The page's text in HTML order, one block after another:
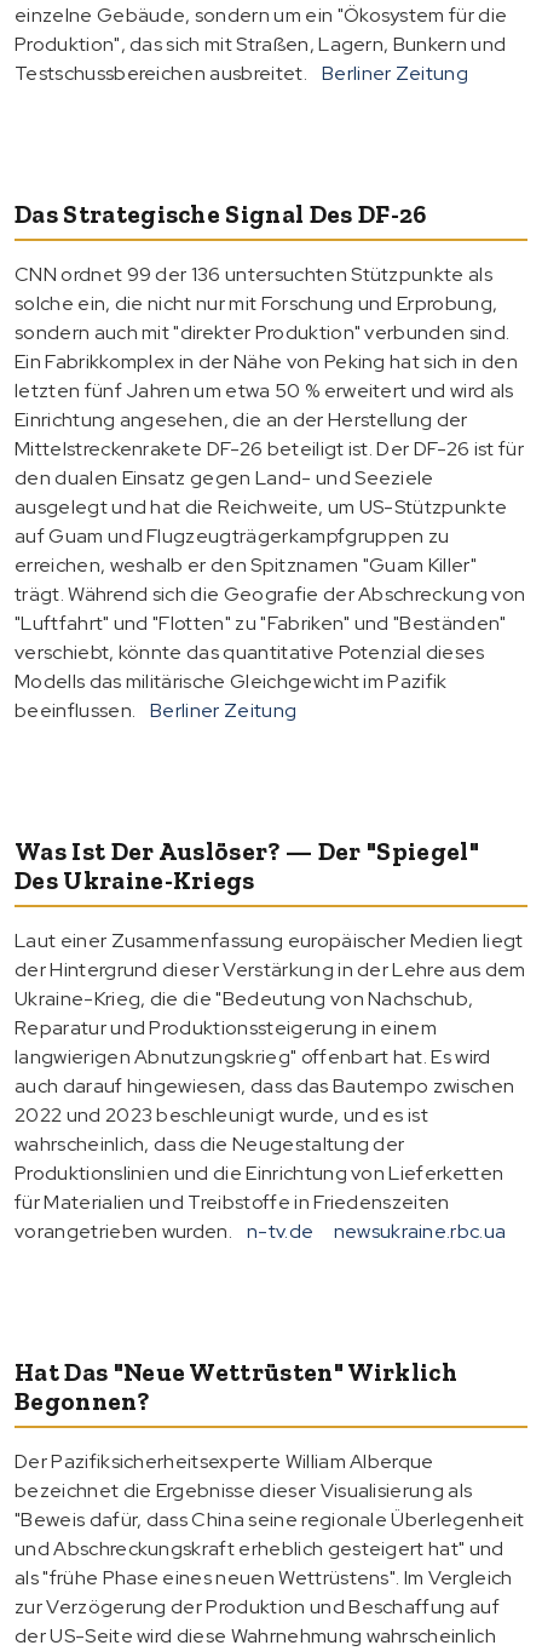
einzelne Gebäude, sondern um ein "Ökosystem für die
Produktion", das sich mit Straßen, Lagern, Bunkern und
Testschussbereichen ausbreitet.
Berliner Zeitung
Das Strategische Signal Des DF-26
CNN ordnet 99 der 136 untersuchten Stützpunkte als
solche ein, die nicht nur mit Forschung und Erprobung,
sondern auch mit "direkter Produktion" verbunden sind.
Ein Fabrikkomplex in der Nähe von Peking hat sich in den
letzten fünf Jahren um etwa 50 % erweitert und wird als
Einrichtung angesehen, die an der Herstellung der
Mittelstreckenrakete DF-26 beteiligt ist. Der DF-26 ist für
den dualen Einsatz gegen Land- und Seeziele
ausgelegt und hat die Reichweite, um US-Stützpunkte
auf Guam und Flugzeugträgerkampfgruppen zu
erreichen, weshalb er den Spitznamen "Guam Killer"
trägt. Während sich die Geografie der Abschreckung von
"Luftfahrt" und "Flotten" zu "Fabriken" und "Beständen"
verschiebt, könnte das quantitative Potenzial dieses
Modells das militärische Gleichgewicht im Pazifik
beeinflussen.
Berliner Zeitung
Was Ist Der Auslöser? — Der "Spiegel"
Des Ukraine-Kriegs
Laut einer Zusammenfassung europäischer Medien liegt
der Hintergrund dieser Verstärkung in der Lehre aus dem
Ukraine-Krieg, die die "Bedeutung von Nachschub,
Reparatur und Produktionssteigerung in einem
langwierigen Abnutzungskrieg" offenbart hat. Es wird
auch darauf hingewiesen, dass das Bautempo zwischen
2022 und 2023 beschleunigt wurde, und es ist
wahrscheinlich, dass die Neugestaltung der
Produktionslinien und die Einrichtung von Lieferketten
für Materialien und Treibstoffe in Friedenszeiten
vorangetrieben wurden.
n-tv.de newsukraine.rbc.ua
Hat Das "neue Wettrüsten" Wirklich
Begonnen?
Der Pazifiksicherheitsexperte William Alberque
bezeichnet die Ergebnisse dieser Visualisierung als
"Beweis dafür, dass China seine regionale Überlegenheit
und Abschreckungskraft erheblich gesteigert hat" und
als "frühe Phase eines neuen Wettrüstens". Im Vergleich
zur Verzögerung der Produktion und Beschaffung auf
der US-Seite wird diese Wahrnehmung wahrscheinlich